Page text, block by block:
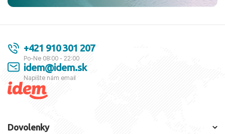
+421 910 301 207
Po-Ne 08:00 - 22:00
idem@idem.sk
Napíšte nám email
Dovolenky